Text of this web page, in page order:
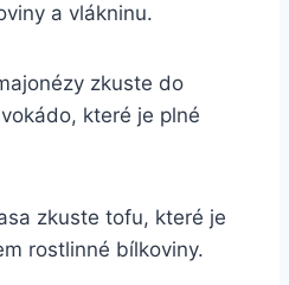
a vlákninu.
zkuste do
které je plné
zkuste tofu, které je
rostlinné bílkoviny.